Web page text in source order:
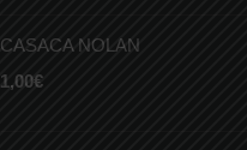
CASACA NOLAN
1,00€